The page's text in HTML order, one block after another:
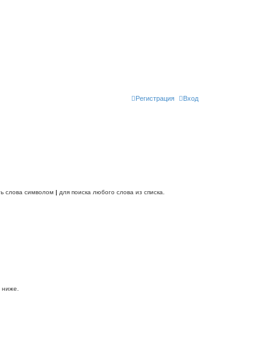
Вход
Регистрация
слова символом | для поиска любого слова из списка.